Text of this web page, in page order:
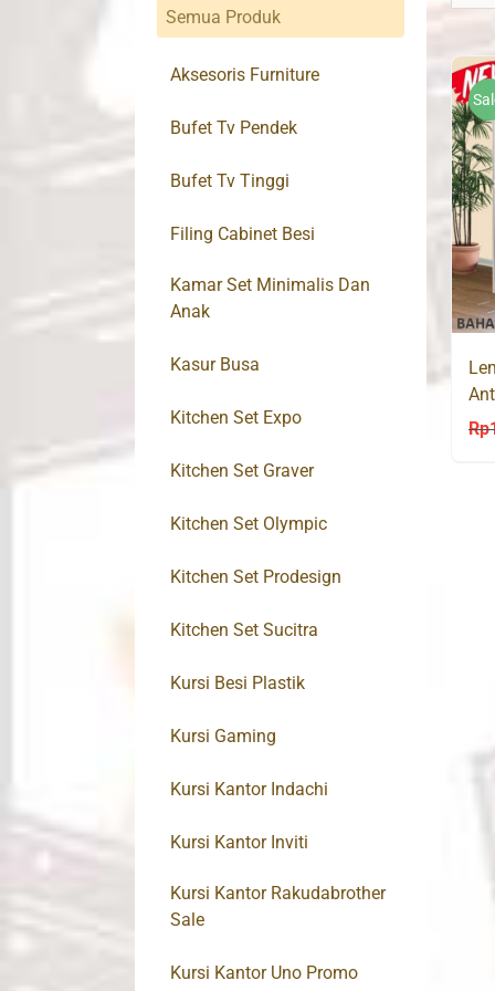
Rp
Semua Produk
Aksesoris Furniture
Bufet Tv Pendek
Bufet Tv Tinggi
Filing Cabinet Besi
Kamar Set Minimalis Dan
Anak
Kasur Busa
Kitchen Set Expo
Kitchen Set Graver
Kitchen Set Olympic
Kitchen Set Prodesign
Kitchen Set Sucitra
Kursi Besi Plastik
Kursi Gaming
Kursi Kantor Indachi
Kursi Kantor Inviti
Kursi Kantor Rakudabrother
Sale
Kursi Kantor Uno Promo